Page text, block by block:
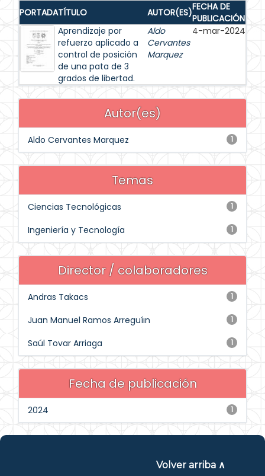
PORTADATÍTULO AUTOR(ES)FECHA DE
PUBLICACIÓN
Aprendizaje por
refuerzo aplicado a
control de posición
de una pata de 3
grados de libertad.
Aldo
Cervantes
Marquez
4-mar-2024
Autor(es)
1
Aldo Cervantes Marquez
Temas
1
Ciencias Tecnológicas
1
Ingeniería y Tecnología
Director / colaboradores
1
Andras Takacs
1
Juan Manuel Ramos Arreguíın
1
Saúl Tovar Arriaga
Fecha de publicación
1
2024
Volver arriba ∧